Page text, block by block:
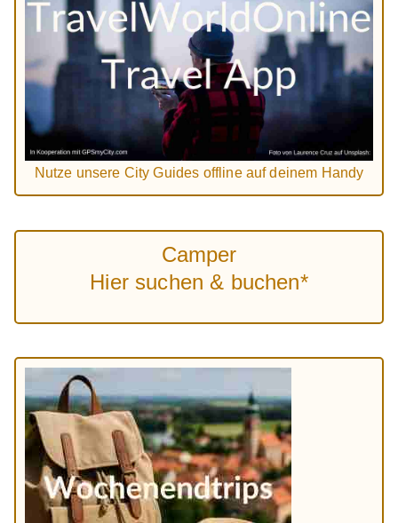
Nutze unsere City Guides offline auf deinem Handy
Camper
Hier suchen & buchen*